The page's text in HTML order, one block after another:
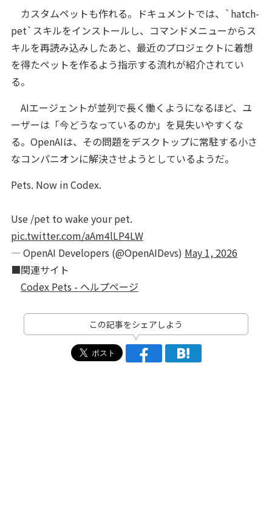
カスタムペットも作れる。ドキュメントでは、`hatch-
pet`スキルをインストールし、コマンドメニューからス
キルを再読み込みしたあと、最近のプロジェクトに着想
を得たペットを作るよう指示する流れが紹介されてい
る。
AIエージェントが並列で長く働くようになるほど、ユ
ーザーは「今どうなっているのか」を見失いやすくな
る。OpenAIは、その問題をデスクトップに常駐する小さ
なコンパニオンに解決させようとしているようだ。
Pets. Now in Codex.
Use /pet to wake your pet.
pic.twitter.com/aAm4lLP4LW
— OpenAI Developers (@OpenAIDevs) May 1, 2026
■関連サイト
Codex Pets - ヘルプページ
この記事をシェアしよう